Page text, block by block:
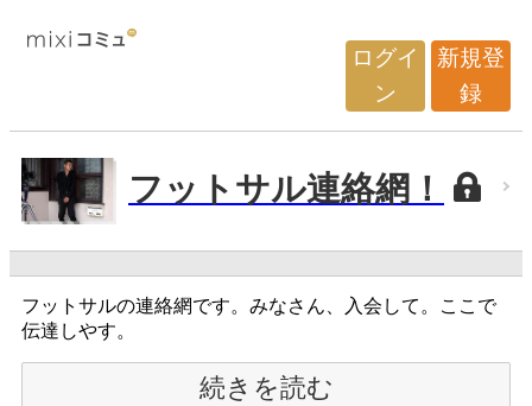
ログイ
ン
新規登
録
フットサル連絡網！
フットサルの連絡網です。みなさん、入会して。ここで
伝達しやす。
続きを読む